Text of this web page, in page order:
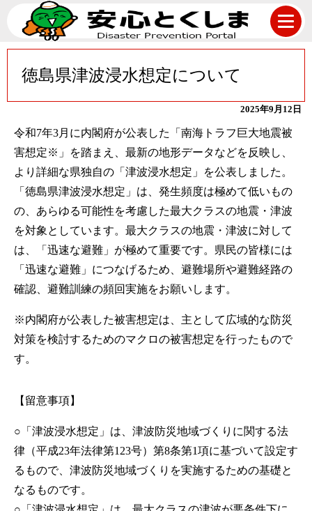
徳島県津波浸水想定について
2025年9月12日
令和7年3月に内閣府が公表した「南海トラフ巨大地震被
害想定※」を踏まえ、最新の地形データなどを反映し、
より詳細な県独自の「津波浸水想定」を公表しました。
「徳島県津波浸水想定」は、発生頻度は極めて低いもの
の、あらゆる可能性を考慮した最大クラスの地震・津波
を対象としています。最大クラスの地震・津波に対して
は、「迅速な避難」が極めて重要です。県民の皆様には
「迅速な避難」につなげるため、避難場所や避難経路の
確認、避難訓練の頻回実施をお願いします。
※内閣府が公表した被害想定は、主として広域的な防災
対策を検討するためのマクロの被害想定を行ったもので
す。
【留意事項】
○「津波浸水想定」は、津波防災地域づくりに関する法
律（平成23年法律第123号）第8条第1項に基づいて設定す
るもので、津波防災地域づくりを実施するための基礎と
なるものです。